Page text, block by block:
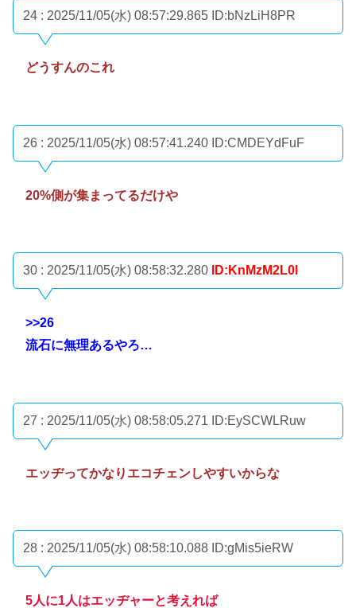
24 : 2025/11/05(水) 08:57:29.865 ID:bNzLiH8PR
どうすんのこれ
26 : 2025/11/05(水) 08:57:41.240 ID:CMDEYdFuF
20%側が集まってるだけや
30 : 2025/11/05(水) 08:58:32.280 ID:KnMzM2L0l
>>26
流石に無理あるやろ…
27 : 2025/11/05(水) 08:58:05.271 ID:EySCWLRuw
エッヂってかなりエコチェンしやすいからな
28 : 2025/11/05(水) 08:58:10.088 ID:gMis5ieRW
5人に1人はエッヂャーと考えれば